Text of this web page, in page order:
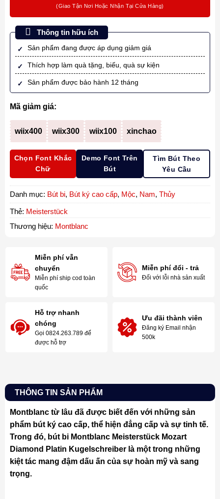
Thông tin hữu ích
Sản phẩm đang được áp dụng giảm giá
Thích hợp làm quà tặng, biếu, quà sự kiện
Sản phẩm được bảo hành 12 tháng
Mã giảm giá:
wiix400 wiix300 wiix100 xinchao
Chọn Font Khắc
Chữ
Demo Font Trên
Bút
Tìm Bút Theo
Yêu Cầu
Danh mục: Bút bi, Bút ký cao cấp, Mộc, Nam, Thủy
Thẻ: Meisterstück
Thương hiệu: Montblanc
Miễn phí vẫn
chuyển
Miễn phí ship cod toàn
quốc
Miễn phí đổi - trả
Đối với lỗi nhà sản xuất
Hỗ trợ nhanh
chóng
Gọi 0824.263.789 để
được hỗ trợ
Ưu đãi thành viên
Đăng ký Email nhận
500k
THÔNG TIN SẢN PHẨM
Montblanc từ lâu đã được biết đến với những sản
phẩm bút ký cao cấp, thể hiện đẳng cấp và sự tinh tế.
Trong đó, bút bi Montblanc Meisterstück Mozart
Diamond Platin Kugelschreiber là một trong những
kiệt tác mang đậm dấu ấn của sự hoàn mỹ và sang
trọng.